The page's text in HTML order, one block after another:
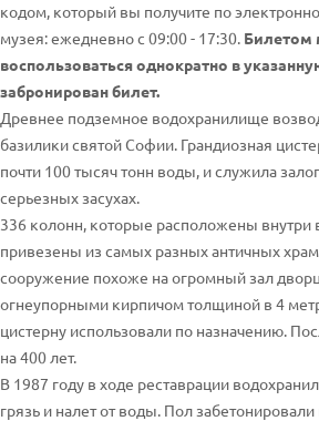
кодом, который вы получите по
музея: ежедневно с 09:00 - 17:30. Билетом
воспользоваться однократно в
забронирован билет.
Древнее подземное водохранилище
базилики святой Софии. Грандиозная
почти 100 тысяч тонн воды, и служила
серьезных засухах.
336 колонн, которые расположены
привезены из самых разных античных
сооружение похоже на огромный зал
огнеупорными кирпичом толщиной в 4
цистерну использовали по назначению.
на 400 лет.
В 1987 году в ходе реставрации
грязь и налет от воды. Пол